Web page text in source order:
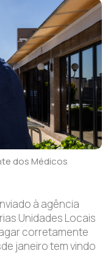
dos Médicos
à agência
Unidades Locais
corretamente
janeiro tem vindo